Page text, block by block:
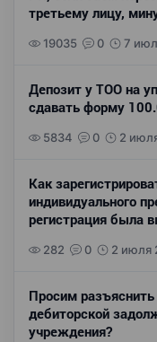
третьему лицу,
19035 0 7
Депозит у ТОО на
сдавать форму
5834 0 2
Как
индивидуального
регистрация была
282 0 2 июля
Просим
дебиторской
учреждения?